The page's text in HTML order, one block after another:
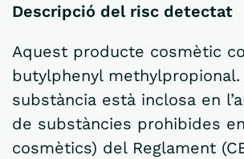
Descripció del risc detectat
Aquest producte cosmètic
butylphenyl methylpropional.
substància està inclosa en
de substàncies prohibides
cosmètics) del Reglament